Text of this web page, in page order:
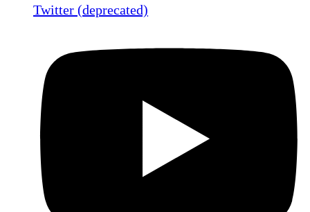
Twitter (deprecated)